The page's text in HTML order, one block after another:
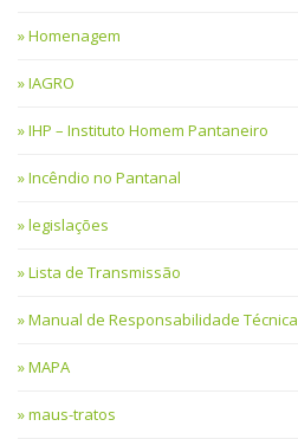
Homenagem
IAGRO
IHP – Instituto Homem Pantaneiro
Incêndio no Pantanal
legislações
Lista de Transmissão
Manual de Responsabilidade Técnica
MAPA
maus-tratos